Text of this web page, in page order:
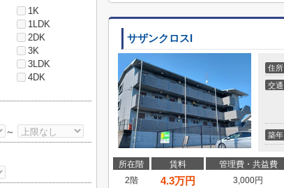
サザンクロスI
住所
交通
築年
所在階 賃料 管理費・共益費
2階
4.3万円 3,000円
1K
1LDK
2DK
3K
3LDK
4DK
～